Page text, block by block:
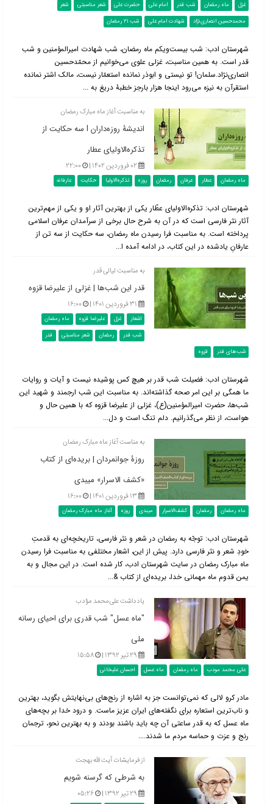
غزل ماه رمضان شب قدر امام علی حضرت علی شعر مناسبتی
شعر
محمدحسین انصاری‌نژاد
شهادت امام علی شب 21 رمضان
شهرستان ادب: شب بیست‌ویکم ماه رمضان، شب شهادت امیرالمؤمنین و شب
قدر است. به همین مناسبت، غزلی علوی می‌خوانیم از محمّدحسین
انصاری‌نژاد.سلمان! تو نیستی و ابوذر نمانده استعمّار نیست، مالک اشتر نمانده
استقرآن به نیزه می‌رود اینجا هزار بارجز خطبۀ دریغ به ...
به مناسبت آغاز ماه مبارک رمضان
اندیشۀ روزه‌داران l سه حکایت از
تذکره‌الاولیای عطار
۰۲ فروردین ۱۴۰۲ | ۲۲:۰۰
ماه رمضان عطار عرفان رمضان روزه تذکره‌الاولیا حکایت عارفانه
شهرستان ادب: تذکره‌الاولیای عطّار یکی از بهترین آثار او و یکی از مهم‌ترین
آثار نثر فارسی است که در آن به شرح حال برخی از سرآمدان عرفان اسلامی
پرداخته است. به مناسبت فرا رسیدن ماه رمضان، سه حکایت از سه تن از
عارفانِ یادشده در این کتاب، در ادامه آمده ا...
به مناسبت لیالی قدر
قدر این شب‌ها | غزلی از علیرضا قزوه
۳۱ فروردین ۱۴۰۱ | ۱۶:۰۰
اشعار غزل علیرضا قزوه
ماه رمضان
شب قدر
رمضان شعر مناسبتی
قدر
شب‌های قدر
قزوه
شهرستان ادب: فضیلت شب قدر بر هیچ کس پوشیده نیست و آیات و روایات
ما همگی بر این امر صحه گذاشته‌اند. به مناسبت این شب ارجمند و شهید این
شب‌ها، حضرت امیرالمؤمنین(ع)، غزلی از علیرضا قزوه که با همین حال و
هواست، از نظر می‌گذرانیم. دلم تنگ است و دل...
به مناست آغاز ماه مبارک رمضان
روزۀ جوانمردان | بریده‌ای از کتاب
«کشف الاسرار» میبدی
۱۳ فروردین ۱۴۰۱ | ۱۶:۰۰
ماه رمضان رمضان کشف‌الاسرار میبدی روزه آغاز ماه مبارک رمضان
شهرستان ادب: توجّه به رمضان در شعر و نثر فارسی، تاریخچه‌ای به قدمتِ
خودِ شعر و نثر فارسی دارد. پیش از این، اشعار مختلفی به مناسبت فرا رسیدن
ماه مبارک رمضان در سایت شهرستان ادب، کار شده است. در این مجال و به
یمن قدوم ماه مهمانی خدا، بریده‌ای از کتاب &...
یادداشت علی‌محمد مؤدب
"ماه عسل" شب قدری برای احیای رسانه
ملی
۲۹ تیر ۱۳۹۲ | ۱۵:۵۸
علی محمد مودب ماه رمضان ماه عسل احسان علیخانی
مادر کرو لالی که نمی‌توانست جز به اشاره از رنج‌های بی‌نهایتش بگوید، بهترین
و ناب‌ترین استعاره برای نگفته‌های ایران عزیز ماست. و درود خدا بر بچه‌های
ماه عسل که به قدر ساعتی آن چه باید باشند بودند و به بهترین نحو، ترجمان
رنج و عزت و حماسه مردم ما شدند....
از فرمایشات آیت الله بهجت
به شرطی که گرسنه شویم
۲۹ تیر ۱۳۹۲ | ۰۵:۲۶